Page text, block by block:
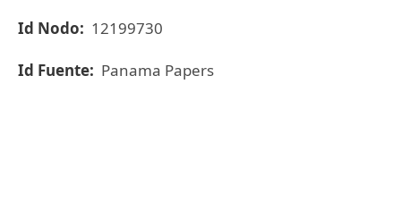
Id Nodo: 12199730
Id Fuente: Panama Papers